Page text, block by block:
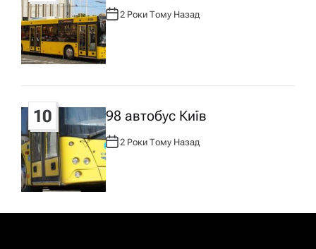
А
В
Т
О
Р
:
2 Роки Тому Назад
10 98 автобус Київ
А
В
Т
О
Р
:
2 Роки Тому Назад